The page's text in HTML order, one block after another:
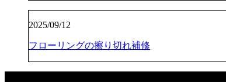
2025/09/12
フローリングの擦り切れ補修